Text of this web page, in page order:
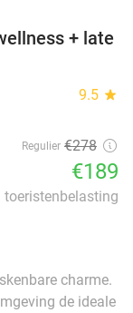
+ late
9.5 star
Regulier €278
€189
toeristenbelasting
charme.
de ideale